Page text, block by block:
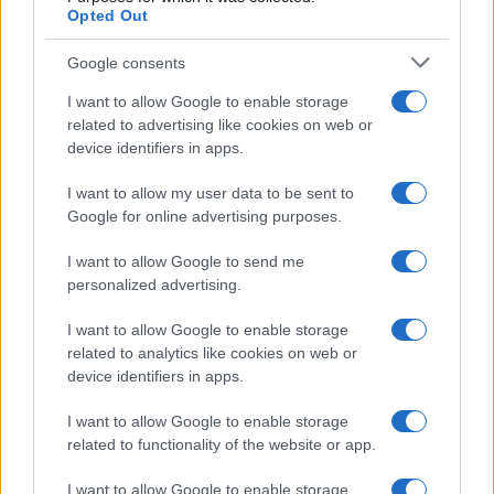
Opted Out
Google consents
I want to allow Google to enable storage
related to advertising like cookies on web or
device identifiers in apps.
I want to allow my user data to be sent to
Google for online advertising purposes.
I want to allow Google to send me
personalized advertising.
I want to allow Google to enable storage
related to analytics like cookies on web or
device identifiers in apps.
I want to allow Google to enable storage
related to functionality of the website or app.
I want to allow Google to enable storage
Martina Agostina Diturco
I nostri cari
I nostri cari
I nostri cari
Giovannimaria Cabras